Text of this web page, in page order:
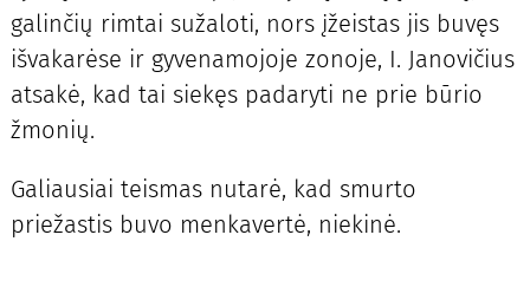
galinčių rimtai sužaloti, nors įžeistas jis buvęs
išvakarėse ir gyvenamojoje zonoje, I. Janovičius
atsakė, kad tai siekęs padaryti ne prie būrio
žmonių.
Galiausiai teismas nutarė, kad smurto
priežastis buvo menkavertė, niekinė.